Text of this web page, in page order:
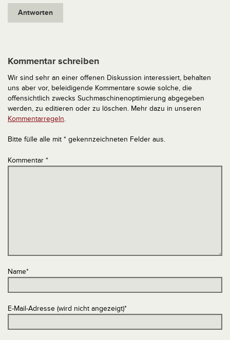
Antworten
Kommentar schreiben
Wir sind sehr an einer offenen Diskussion interessiert, behalten
uns aber vor, beleidigende Kommentare sowie solche, die
offensichtlich zwecks Suchmaschinenoptimierung abgegeben
werden, zu editieren oder zu löschen. Mehr dazu in unseren
Kommentarregeln.
Bitte fülle alle mit * gekennzeichneten Felder aus.
Kommentar *
Name*
E-Mail-Adresse (wird nicht angezeigt)*